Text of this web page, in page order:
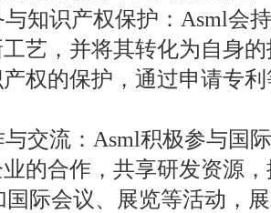
与知识产权保护：Asml会
艺，并将其转化为自身
权的保护，通过申请专
与交流：Asml积极参与国
的合作，共享研发资源
国际会议、展览等活动，